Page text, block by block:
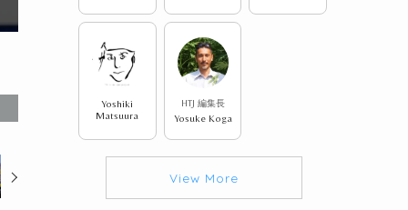
Yoshiki
Matsuura
HTJ 編集長
Yosuke Koga
View More